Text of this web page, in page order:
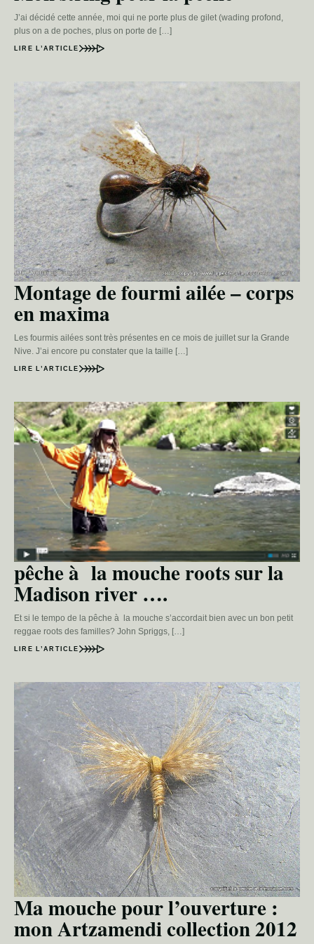
J’ai décidé cette année, moi qui ne porte plus de gilet (wading profond,
plus on a de poches, plus on porte de […]
LIRE L’ARTICLE
Montage de fourmi ailée – corps
en maxima
Les fourmis ailées sont très présentes en ce mois de juillet sur la Grande
Nive. J’ai encore pu constater que la taille […]
LIRE L’ARTICLE
pêche à la mouche roots sur la
Madison river ….
Et si le tempo de la pêche à la mouche s’accordait bien avec un bon petit
reggae roots des familles? John Spriggs, […]
LIRE L’ARTICLE
Ma mouche pour l’ouverture :
mon Artzamendi collection 2012